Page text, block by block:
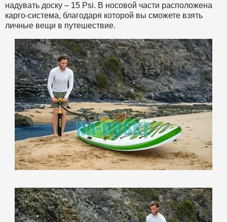
надувать доску – 15 Psi. В носовой части расположена
карго-система, благодаря которой вы сможете взять
личные вещи в путешествие.